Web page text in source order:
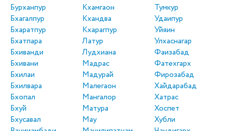
Бурханпур
Бхагалпур
Бхаратпур
Бхатпара
Бхиванди
Бхивани
Бхилаи
Бхилвара
Бхопал
Бхуй
Бхусавал
Кхамгаон
Кхандва
Кхарагпур
Латур
Лудхиана
Мадрас
Мадурай
Малегаон
Мангалор
Матура
Мау
Тумкур
Удаипур
Уйяин
Улхаснагар
Фаизабад
Фатехгарх
Фирозабад
Хайдарабад
Хатрас
Хоспет
Хубли